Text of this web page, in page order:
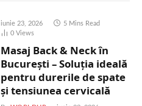
iunie 23, 2026
5 Mins Read
0 Views
Masaj Back & Neck în
București – Soluția ideală
pentru durerile de spate
și tensiunea cervicală